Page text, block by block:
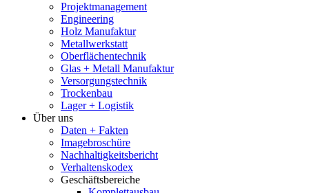
Projektmanagement
Engineering
Holz Manufaktur
Metallwerkstatt
Oberflächentechnik
Glas + Metall Manufaktur
Versorgungstechnik
Trockenbau
Lager + Logistik
Über uns
Daten + Fakten
Imagebroschüre
Nachhaltigkeitsbericht
Verhaltenskodex
Geschäftsbereiche